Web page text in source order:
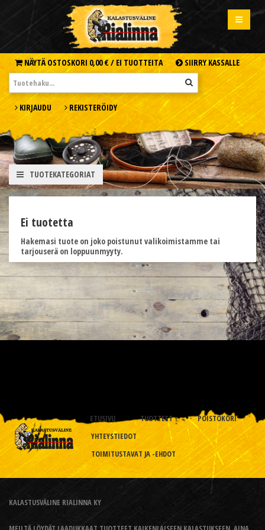
NÄYTÄ OSTOSKORI 0,00 € / EI TUOTTEITA SIIRRY KASSALLE
KIRJAUDU REKISTERÖIDY
TUOTEKATEGORIAT
Ei tuotetta
Hakemasi tuote on joko poistunut valikoimistamme tai
tarjouserä on loppuunmyyty.
ETUSIVU TUOTTEET
POISTOKORI
YHTEYSTIEDOT
TOIMITUSTAVAT JA -EHDOT
KALASTUSVÄLINE RIALINNA KY